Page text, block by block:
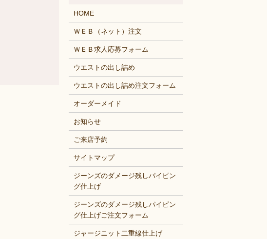
HOME
ＷＥＢ（ネット）注文
ＷＥＢ求人応募フォーム
ウエストの出し詰め
ウエストの出し詰め注文フォーム
オーダーメイド
お知らせ
ご来店予約
サイトマップ
ジーンズのダメージ残しパイピン
グ仕上げ
ジーンズのダメージ残しパイピン
グ仕上げご注文フォーム
ジャージニット二重線仕上げ